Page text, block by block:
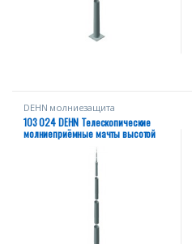
DEHN молниезащита
103 024 DEHN Телескопические
молниеприёмные мачты высотой